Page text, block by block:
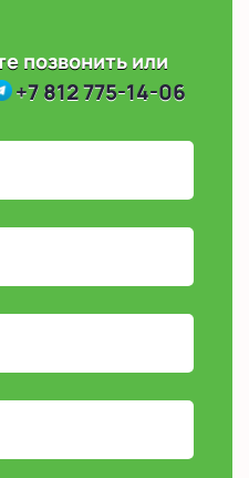
позвонить или
+7 812 775-14-06